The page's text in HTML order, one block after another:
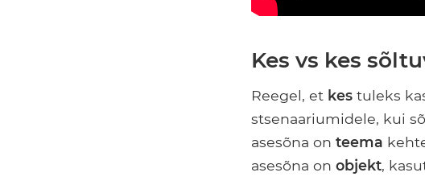
Kes vs kes
Reegel, et kes tuleks
stsenaariumidele, kui
asesõna on teema
asesõna on objekt,